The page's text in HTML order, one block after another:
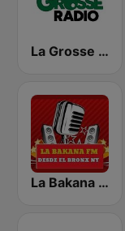
La Grosse Radio Reggae
La Bakana FM